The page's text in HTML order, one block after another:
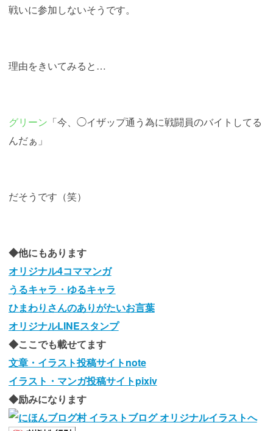
戦いに参加しないそうです。
理由をきいてみると…
グリーン 「今、◯イザップ通う為に戦闘員のバイトしてる
んだぁ」
だそうです（笑）
◆他にもあります
オリジナル4コママンガ
うるキャラ・ゆるキャラ
ひまわりさんのありがたいお言葉
オリジナルLINEスタンプ
◆ここでも載せてます
文章・イラスト投稿サイトnote
イラスト・マンガ投稿サイトpixiv
◆励みになります